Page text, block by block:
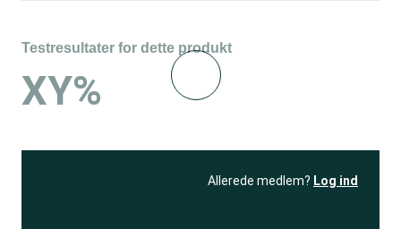
Testresultater for dette produkt
XY%
Allerede medlem? Log ind